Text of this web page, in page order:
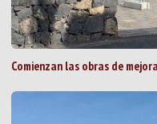
Comienzan las obras de